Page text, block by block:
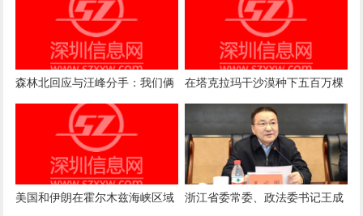
森林北回应与汪峰分手：我们俩
其实挺好的不要捕风捉影
在塔克拉玛干沙漠种下五百万棵
树，有多难？
美国和伊朗在霍尔木兹海峡区域
浙江省委常委、政法委书记王成